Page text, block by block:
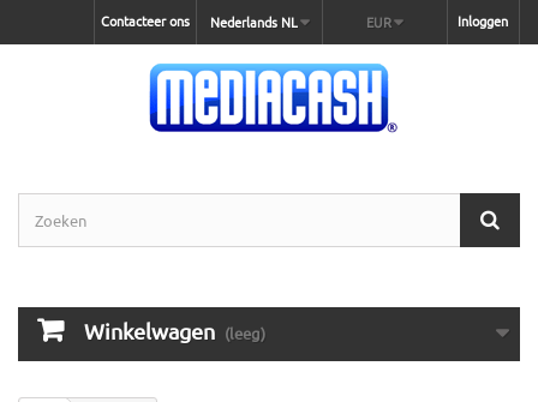
Inloggen
EUR
Nederlands NL
Contacteer ons
Winkelwagen (leeg)